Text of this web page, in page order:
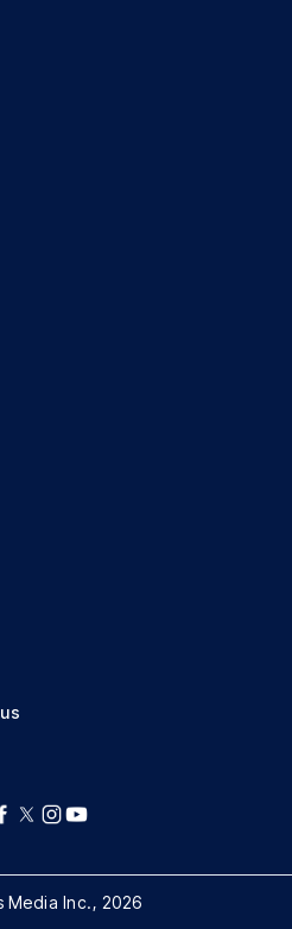
Media Inc., 2026